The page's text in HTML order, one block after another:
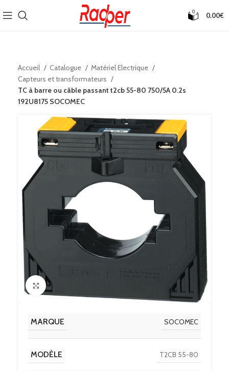
0 0.00€
Accueil Catalogue
Matériel Electrique
Capteurs et transformateurs
TC à barre ou câble passant t2cb 55-80 750/5A 0.2s
192U8175 SOCOMEC
Click to enlarge
MARQUE SOCOMEC
MODÈLE T2CB 55-80